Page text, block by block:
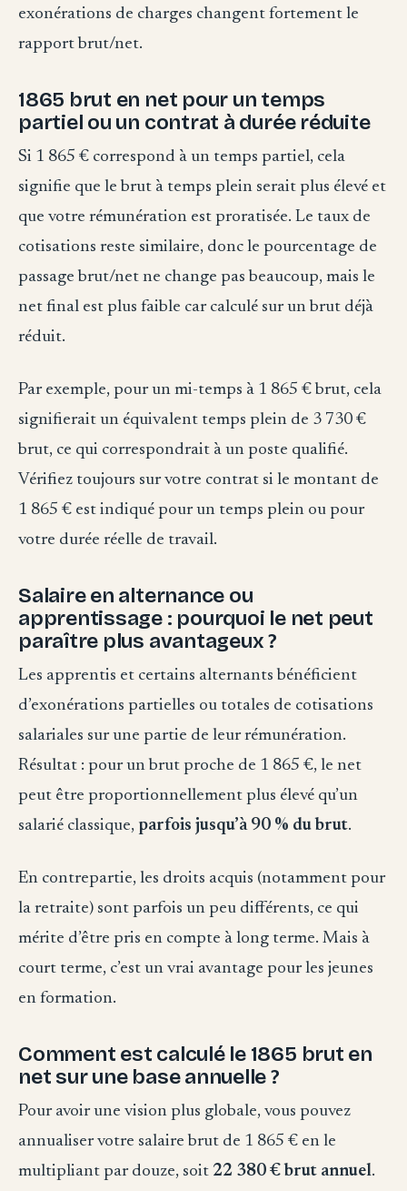
exonérations de charges changent fortement le
rapport brut/net.
1865 brut en net pour un temps
partiel ou un contrat à durée réduite
Si 1 865 € correspond à un temps partiel, cela
signifie que le brut à temps plein serait plus élevé et
que votre rémunération est proratisée. Le taux de
cotisations reste similaire, donc le pourcentage de
passage brut/net ne change pas beaucoup, mais le
net final est plus faible car calculé sur un brut déjà
réduit.
Par exemple, pour un mi-temps à 1 865 € brut, cela
signifierait un équivalent temps plein de 3 730 €
brut, ce qui correspondrait à un poste qualifié.
Vérifiez toujours sur votre contrat si le montant de
1 865 € est indiqué pour un temps plein ou pour
votre durée réelle de travail.
Salaire en alternance ou
apprentissage : pourquoi le net peut
paraître plus avantageux ?
Les apprentis et certains alternants bénéficient
d’exonérations partielles ou totales de cotisations
salariales sur une partie de leur rémunération.
Résultat : pour un brut proche de 1 865 €, le net
peut être proportionnellement plus élevé qu’un
salarié classique, parfois jusqu’à 90 % du brut.
En contrepartie, les droits acquis (notamment pour
la retraite) sont parfois un peu différents, ce qui
mérite d’être pris en compte à long terme. Mais à
court terme, c’est un vrai avantage pour les jeunes
en formation.
Comment est calculé le 1865 brut en
net sur une base annuelle ?
Pour avoir une vision plus globale, vous pouvez
annualiser votre salaire brut de 1 865 € en le
multipliant par douze, soit 22 380 € brut annuel.